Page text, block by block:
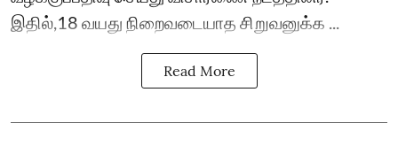
இதில்,18 வயது நிறைவடையாத சிறுவனுக்க ...
Read More